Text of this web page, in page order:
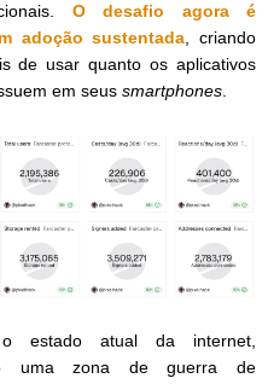
O desafio agora é
adoção sustentada , criando
de usar quanto os aplicativos
em seus smartphones
estado atual da internet,
uma zona de guerra de